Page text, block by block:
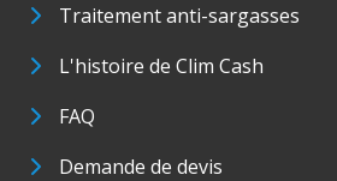
Traitement anti-sargasses
L'histoire de Clim Cash
FAQ
Demande de devis